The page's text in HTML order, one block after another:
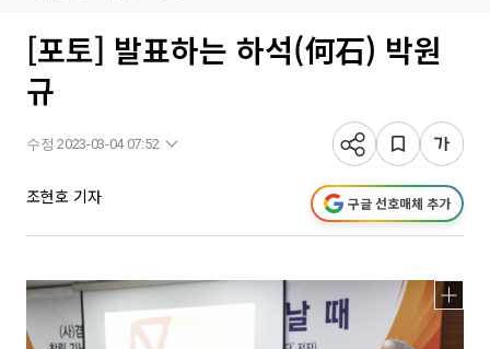
[포토] 발표하는 하석(何石) 박원
규
수정 2023-03-04 07:52
조현호 기자 구글 선호매체 추가